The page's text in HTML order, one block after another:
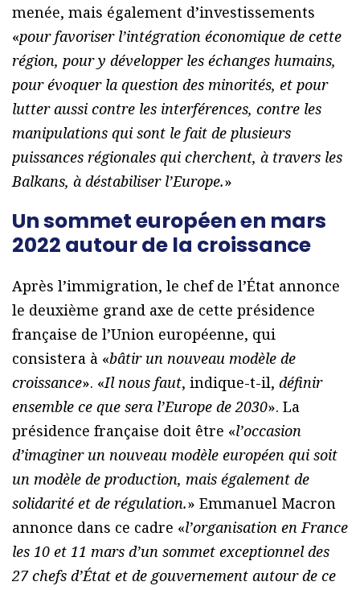
menée, mais également d’investissements
«pour favoriser l’intégration économique de cette
région, pour y développer les échanges humains,
pour évoquer la question des minorités, et pour
lutter aussi contre les interférences, contre les
manipulations qui sont le fait de plusieurs
puissances régionales qui cherchent, à travers les
Balkans, à déstabiliser l’Europe.»
Un sommet européen en mars
2022 autour de la croissance
Après l’immigration, le chef de l’État annonce
le deuxième grand axe de cette présidence
française de l’Union européenne, qui
consistera à «bâtir un nouveau modèle de
croissance». «Il nous faut, indique-t-il, définir
ensemble ce que sera l’Europe de 2030». La
présidence française doit être «l’occasion
d’imaginer un nouveau modèle européen qui soit
un modèle de production, mais également de
solidarité et de régulation.» Emmanuel Macron
annonce dans ce cadre «l’organisation en France
les 10 et 11 mars d’un sommet exceptionnel des
27 chefs d’État et de gouvernement autour de ce